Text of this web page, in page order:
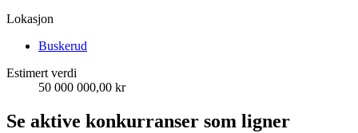
Lokasjon
Buskerud
Estimert verdi
50 000 000,00 kr
Se aktive konkurranser som ligner